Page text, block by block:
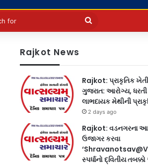
Search
Rajkot News
Rajkot: પ્રાકૃતિક
ગુજરાત: આરોગ્ય,
લાભદાયક મેથીની
2 days ago
Rajkot: વડનગરના
ઉજાગર કરવા
સ્પર્ધાનો દ્વિતીય